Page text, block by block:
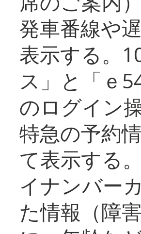
発車番線や
表示する。
ス」と「ｅ
のログイン
特急の予約
て表示する
イナンバー
た情報（障